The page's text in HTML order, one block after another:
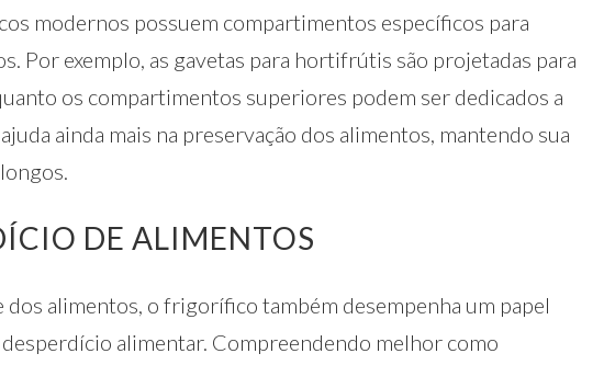
modernos possuem compartimentos específicos para
Por exemplo, as gavetas para hortifrútis são projetadas para
os compartimentos superiores podem ser dedicados a
ainda mais na preservação dos alimentos, mantendo sua
DE ALIMENTOS
alimentos, o frigorífico também desempenha um papel
alimentar. Compreendendo melhor como